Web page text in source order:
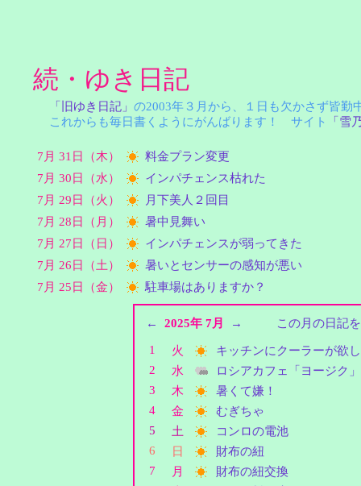
続・ゆき日記
「旧ゆき日記」 の2003年３月から、１日も欠かさず皆
これからも毎日書くようにがんばります！ サイト
「雪
7月 31日（木）
料金プラン変更
7月 30日（水）
インパチェンス枯れた
7月 29日（火）
月下美人２回目
7月 28日（月）
暑中見舞い
7月 27日（日）
インパチェンスが弱ってきた
7月 26日（土）
暑いとセンサーの感知が悪い
7月 25日（金）
駐車場はありますか？
← 2025年 7月 → この月の日記
1 火
キッチンにクーラーが欲
2
水
ロシアカフェ「ヨージク」
3
木
暑くて嫌！
4
金
むぎちゃ
5
土
コンロの電池
6
日
財布の紐
7
月
財布の紐交換